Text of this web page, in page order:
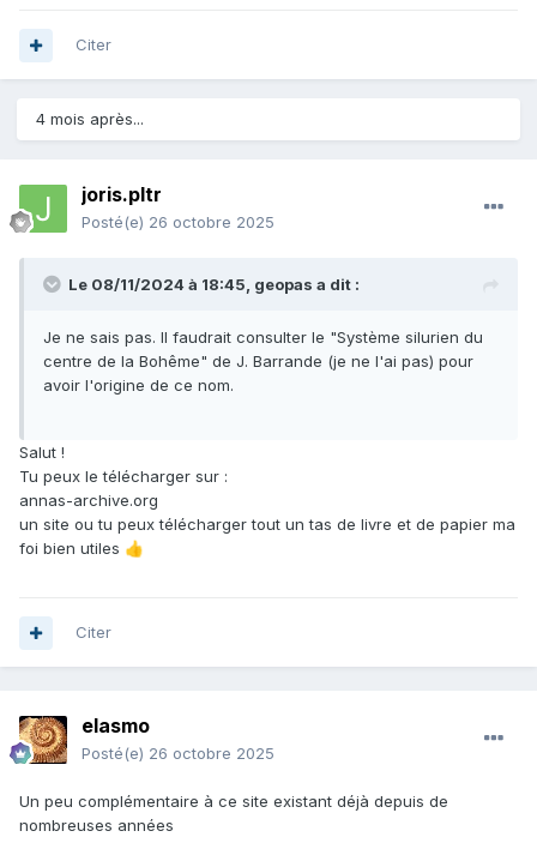
Citer
4 mois après...
joris.pltr
Posté(e) 26 octobre 2025
Le 08/11/2024 à 18:45, geopas a dit :
Je ne sais pas. Il faudrait consulter le "Système silurien du
centre de la Bohême" de J. Barrande (je ne l'ai pas) pour
avoir l'origine de ce nom.
Salut !
Tu peux le télécharger sur :
annas-archive.org
un site ou tu peux télécharger tout un tas de livre et de papier ma
foi bien utiles 👍
Citer
elasmo
Posté(e) 26 octobre 2025
Un peu complémentaire à ce site existant déjà depuis de
nombreuses années